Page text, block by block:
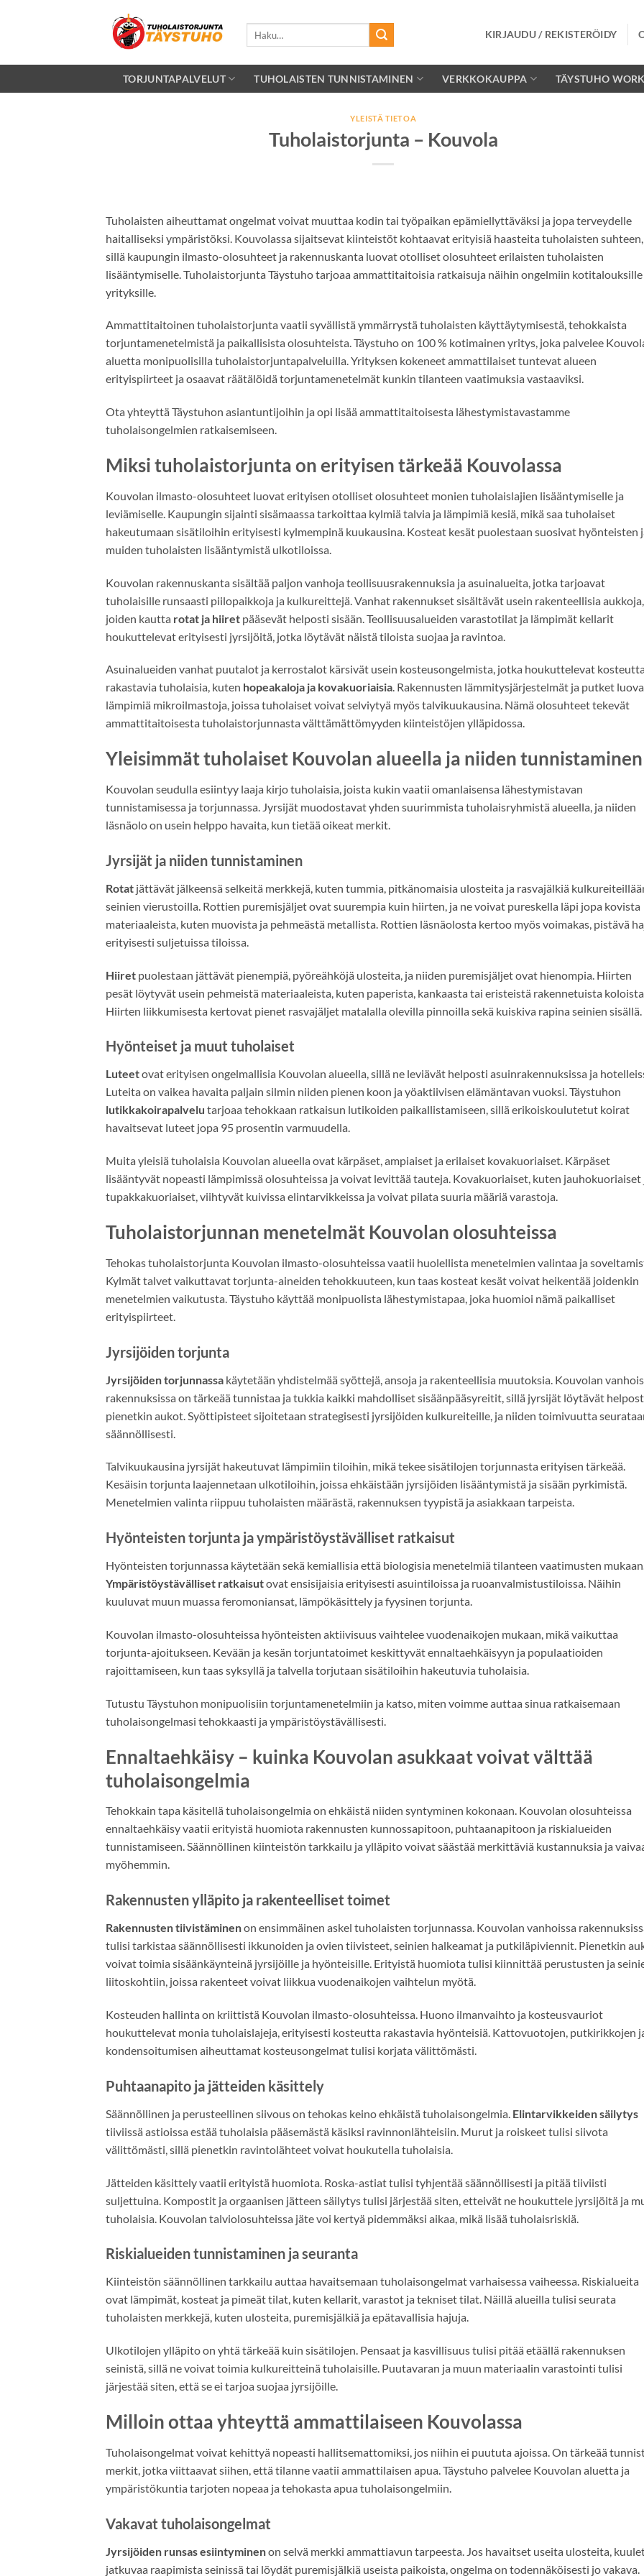
KIRJAUDU / REKISTERÖIDY
TORJUNTAPALVELUT TUHOLAISTEN TUNNISTAMINEN VERKKOKAUPPA TÄYSTUHO
YLEISTÄ TIETOA
Tuholaistorjunta – Kouvola
Tuholaisten aiheuttamat ongelmat voivat muuttaa kodin tai työpaikan epämiellyttäväksi ja jopa terveydelle
haitalliseksi ympäristöksi. Kouvolassa sijaitsevat kiinteistöt kohtaavat erityisiä haasteita tuholaisten suhteen,
sillä kaupungin ilmasto-olosuhteet ja rakennuskanta luovat otolliset olosuhteet erilaisten tuholaisten
lisääntymiselle. Tuholaistorjunta Täystuho tarjoaa ammattitaitoisia ratkaisuja näihin ongelmiin kotitalouksille
yrityksille.
Ammattitaitoinen tuholaistorjunta vaatii syvällistä ymmärrystä tuholaisten käyttäytymisestä, tehokkaista
torjuntamenetelmistä ja paikallisista olosuhteista. Täystuho on 100 % kotimainen yritys, joka palvelee
aluetta monipuolisilla tuholaistorjuntapalveluilla. Yrityksen kokeneet ammattilaiset tuntevat alueen
erityispiirteet ja osaavat räätälöidä torjuntamenetelmät kunkin tilanteen vaatimuksia vastaaviksi.
Ota yhteyttä Täystuhon asiantuntijoihin ja opi lisää ammattitaitoisesta lähestymistavastamme
tuholaisongelmien ratkaisemiseen.
Miksi tuholaistorjunta on erityisen tärkeää Kouvolassa
Kouvolan ilmasto-olosuhteet luovat erityisen otolliset olosuhteet monien tuholaislajien lisääntymiselle ja
leviämiselle. Kaupungin sijainti sisämaassa tarkoittaa kylmiä talvia ja lämpimiä kesiä, mikä saa tuholaiset
hakeutumaan sisätiloihin erityisesti kylmempinä kuukausina. Kosteat kesät puolestaan suosivat hyönteisten
muiden tuholaisten lisääntymistä ulkotiloissa.
Kouvolan rakennuskanta sisältää paljon vanhoja teollisuusrakennuksia ja asuinalueita, jotka tarjoavat
tuholaisille runsaasti piilopaikkoja ja kulkureittejä. Vanhat rakennukset sisältävät usein rakenteellisia aukkoja,
joiden kautta rotat ja hiiret pääsevät helposti sisään. Teollisuusalueiden varastotilat ja lämpimät kellarit
houkuttelevat erityisesti jyrsijöitä, jotka löytävät näistä tiloista suojaa ja ravintoa.
Asuinalueiden vanhat puutalot ja kerrostalot kärsivät usein kosteusongelmista, jotka houkuttelevat
rakastavia tuholaisia, kuten hopeakaloja ja kovakuoriaisia. Rakennusten lämmitysjärjestelmät ja putket
lämpimiä mikroilmastoja, joissa tuholaiset voivat selviytyä myös talvikuukausina. Nämä olosuhteet tekevät
ammattitaitoisesta tuholaistorjunnasta välttämättömyyden kiinteistöjen ylläpidossa.
Yleisimmät tuholaiset Kouvolan alueella ja niiden tunnistaminen
Kouvolan seudulla esiintyy laaja kirjo tuholaisia, joista kukin vaatii omanlaisensa lähestymistavan
tunnistamisessa ja torjunnassa. Jyrsijät muodostavat yhden suurimmista tuholaisryhmistä alueella, ja niiden
läsnäolo on usein helppo havaita, kun tietää oikeat merkit.
Jyrsijät ja niiden tunnistaminen
Rotat jättävät jälkeensä selkeitä merkkejä, kuten tummia, pitkänomaisia ulosteita ja rasvajälkiä
seinien vierustoilla. Rottien puremisjäljet ovat suurempia kuin hiirten, ja ne voivat pureskella läpi jopa kovista
materiaaleista, kuten muovista ja pehmeästä metallista. Rottien läsnäolosta kertoo myös voimakas, pistävä
erityisesti suljetuissa tiloissa.
Hiiret puolestaan jättävät pienempiä, pyöreähköjä ulosteita, ja niiden puremisjäljet ovat hienompia. Hiirten
pesät löytyvät usein pehmeistä materiaaleista, kuten paperista, kankaasta tai eristeistä rakennetuista
Hiirten liikkumisesta kertovat pienet rasvajäljet matalalla olevilla pinnoilla sekä kuiskiva rapina seinien sisällä.
Hyönteiset ja muut tuholaiset
Luteetovat erityisen ongelmallisia Kouvolan alueella, sillä ne leviävät helposti asuinrakennuksissa ja
Luteita on vaikea havaita paljain silmin niiden pienen koon ja yöaktiivisen elämäntavan vuoksi. Täystuhon
lutikkakoirapalvelu tarjoaa tehokkaan ratkaisun lutikoiden paikallistamiseen, sillä erikoiskoulutetut koirat
havaitsevat luteet jopa 95 prosentin varmuudella.
Muita yleisiä tuholaisia Kouvolan alueella ovat kärpäset, ampiaiset ja erilaiset kovakuoriaiset. Kärpäset
lisääntyvät nopeasti lämpimissä olosuhteissa ja voivat levittää tauteja. Kovakuoriaiset, kuten jauhokuoriaiset
tupakkakuoriaiset, viihtyvät kuivissa elintarvikkeissa ja voivat pilata suuria määriä varastoja.
Tuholaistorjunnan menetelmät Kouvolan olosuhteissa
Tehokas tuholaistorjunta Kouvolan ilmasto-olosuhteissa vaatii huolellista menetelmien valintaa ja
Kylmät talvet vaikuttavat torjunta-aineiden tehokkuuteen, kun taas kosteat kesät voivat heikentää joidenkin
menetelmien vaikutusta. Täystuho käyttää monipuolista lähestymistapaa, joka huomioi nämä paikalliset
erityispiirteet.
Jyrsijöiden torjunta
Jyrsijöiden torjunnassa käytetään yhdistelmää syöttejä, ansoja ja rakenteellisia muutoksia. Kouvolan
rakennuksissa on tärkeää tunnistaa ja tukkia kaikki mahdolliset sisäänpääsyreitit, sillä jyrsijät löytävät
pienetkin aukot. Syöttipisteet sijoitetaan strategisesti jyrsijöiden kulkureiteille, ja niiden toimivuutta
säännöllisesti.
Talvikuukausina jyrsijät hakeutuvat lämpimiin tiloihin, mikä tekee sisätilojen torjunnasta erityisen tärkeää.
Kesäisin torjunta laajennetaan ulkotiloihin, joissa ehkäistään jyrsijöiden lisääntymistä ja sisään pyrkimistä.
Menetelmien valinta riippuu tuholaisten määrästä, rakennuksen tyypistä ja asiakkaan tarpeista.
Hyönteisten torjunta ja ympäristöystävälliset ratkaisut
Hyönteisten torjunnassa käytetään sekä kemiallisia että biologisia menetelmiä tilanteen vaatimusten
Ympäristöystävälliset ratkaisutovat ensisijaisia erityisesti asuintiloissa ja ruoanvalmistustiloissa. Näihin
kuuluvat muun muassa feromoniansat, lämpökäsittely ja fyysinen torjunta.
Kouvolan ilmasto-olosuhteissa hyönteisten aktiivisuus vaihtelee vuodenaikojen mukaan, mikä vaikuttaa
torjunta-ajoitukseen. Kevään ja kesän torjuntatoimet keskittyvät ennaltaehkäisyyn ja populaatioiden
rajoittamiseen, kun taas syksyllä ja talvella torjutaan sisätiloihin hakeutuvia tuholaisia.
Tutustu Täystuhon monipuolisiin torjuntamenetelmiin ja katso, miten voimme auttaa sinua ratkaisemaan
tuholaisongelmasi tehokkaasti ja ympäristöystävällisesti.
Ennaltaehkäisy – kuinka Kouvolan asukkaat voivat välttää
tuholaisongelmia
Tehokkain tapa käsitellä tuholaisongelmia on ehkäistä niiden syntyminen kokonaan. Kouvolan olosuhteissa
ennaltaehkäisy vaatii erityistä huomiota rakennusten kunnossapitoon, puhtaanapitoon ja riskialueiden
tunnistamiseen. Säännöllinen kiinteistön tarkkailu ja ylläpito voivat säästää merkittäviä kustannuksia ja
myöhemmin.
Rakennusten ylläpito ja rakenteelliset toimet
Rakennusten tiivistäminenon ensimmäinen askel tuholaisten torjunnassa. Kouvolan vanhoissa
tulisi tarkistaa säännöllisesti ikkunoiden ja ovien tiivisteet, seinien halkeamat ja putkiläpiviennit. Pienetkin
voivat toimia sisäänkäynteinä jyrsijöille ja hyönteisille. Erityistä huomiota tulisi kiinnittää perustusten ja
liitoskohtiin, joissa rakenteet voivat liikkua vuodenaikojen vaihtelun myötä.
Kosteuden hallinta on kriittistä Kouvolan ilmasto-olosuhteissa. Huono ilmanvaihto ja kosteusvauriot
houkuttelevat monia tuholaislajeja, erityisesti kosteutta rakastavia hyönteisiä. Kattovuotojen, putkirikkojen
kondensoitumisen aiheuttamat kosteusongelmat tulisi korjata välittömästi.
Puhtaanapito ja jätteiden käsittely
Säännöllinen ja perusteellinen siivous on tehokas keino ehkäistä tuholaisongelmia. Elintarvikkeiden säilytys
tiiviissä astioissa estää tuholaisia pääsemästä käsiksi ravinnonlähteisiin. Murut ja roiskeet tulisi siivota
välittömästi, sillä pienetkin ravintolähteet voivat houkutella tuholaisia.
Jätteiden käsittely vaatii erityistä huomiota. Roska-astiat tulisi tyhjentää säännöllisesti ja pitää tiiviisti
suljettuina. Kompostit ja orgaanisen jätteen säilytys tulisi järjestää siten, etteivät ne houkuttele jyrsijöitä ja
tuholaisia. Kouvolan talviolosuhteissa jäte voi kertyä pidemmäksi aikaa, mikä lisää tuholaisriskiä.
Riskialueiden tunnistaminen ja seuranta
Kiinteistön säännöllinen tarkkailu auttaa havaitsemaan tuholaisongelmat varhaisessa vaiheessa. Riskialueita
ovat lämpimät, kosteat ja pimeät tilat, kuten kellarit, varastot ja tekniset tilat. Näillä alueilla tulisi seurata
tuholaisten merkkejä, kuten ulosteita, puremisjälkiä ja epätavallisia hajuja.
Ulkotilojen ylläpito on yhtä tärkeää kuin sisätilojen. Pensaat ja kasvillisuus tulisi pitää etäällä rakennuksen
seinistä, sillä ne voivat toimia kulkureitteinä tuholaisille. Puutavaran ja muun materiaalin varastointi tulisi
järjestää siten, että se ei tarjoa suojaa jyrsijöille.
Milloin ottaa yhteyttä ammattilaiseen Kouvolassa
Tuholaisongelmat voivat kehittyä nopeasti hallitsemattomiksi, jos niihin ei puututa ajoissa. On tärkeää
merkit, jotka viittaavat siihen, että tilanne vaatii ammattilaisen apua. Täystuho palvelee Kouvolan aluetta ja
ympäristökuntia tarjoten nopeaa ja tehokasta apua tuholaisongelmiin.
Vakavat tuholaisongelmat
Jyrsijöiden runsas esiintyminenon selvä merkki ammattiavun tarpeesta. Jos havaitset useita ulosteita,
jatkuvaa raapimista seinissä tai löydät puremisjälkiä useista paikoista, ongelma on todennäköisesti jo vakava.